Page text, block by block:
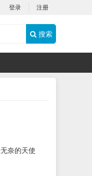
登录 注册
搜索
奈的天使